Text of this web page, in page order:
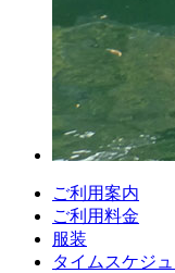
ご利用案内
ご利用料金
服装
タイムスケジ